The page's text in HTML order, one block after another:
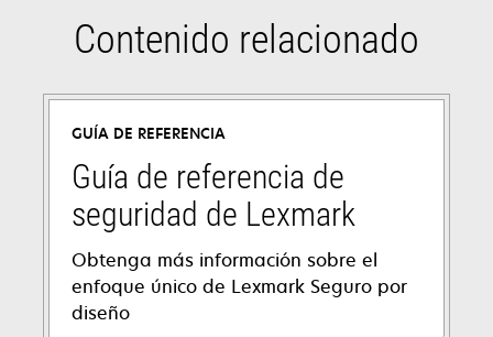
Contenido relacionado
GUÍA DE REFERENCIA
Guía de referencia de
seguridad de Lexmark
Obtenga más información sobre el
enfoque único de Lexmark Seguro por
diseño